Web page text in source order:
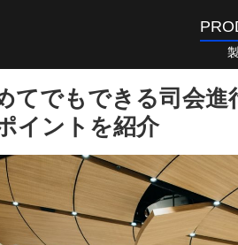
てでもできる司会
イントを紹介